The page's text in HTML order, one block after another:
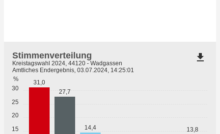
15
20
25
30
%
31,0
27,7
14,4 13,8
Stimmenverteilung
Kreistagswahl 2024, 44120 - Wadgassen
Amtliches Endergebnis, 03.07.2024, 14:25:01
file_download